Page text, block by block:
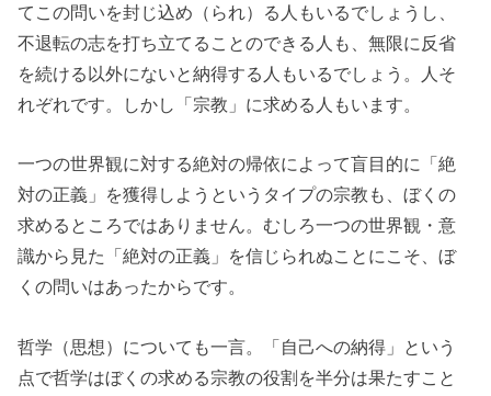
てこの問いを封じ込め（られ）る人もいるでしょうし、
不退転の志を打ち立てることのできる人も、無限に反省
を続ける以外にないと納得する人もいるでしょう。人そ
れぞれです。しかし「宗教」に求める人もいます。
一つの世界観に対する絶対の帰依によって盲目的に「絶
対の正義」を獲得しようというタイプの宗教も、ぼくの
求めるところではありません。むしろ一つの世界観・意
識から見た「絶対の正義」を信じられぬことにこそ、ぼ
くの問いはあったからです。
哲学（思想）についても一言。「自己への納得」という
点で哲学はぼくの求める宗教の役割を半分は果たすこと